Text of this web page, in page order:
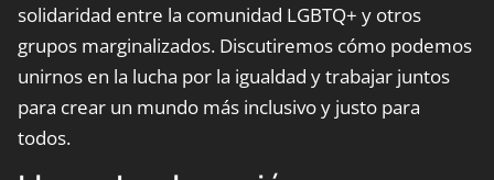
solidaridad entre la comunidad LGBTQ+ y otros
grupos marginalizados. Discutiremos cómo podemos
unirnos en la lucha por la igualdad y trabajar juntos
para crear un mundo más inclusivo y justo para
todos.